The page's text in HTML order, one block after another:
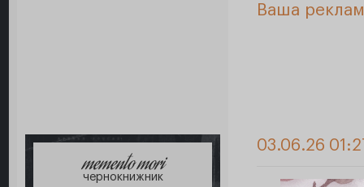
Ваша
memento mori
чернокнижник
03.06.26